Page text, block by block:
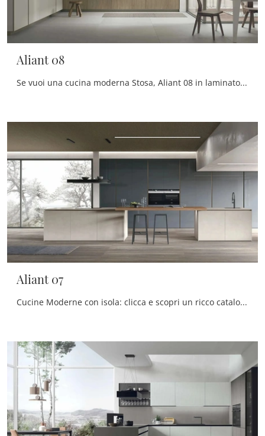
Aliant 08
Se vuoi una cucina moderna Stosa, Aliant 08 in laminato ti attende nel nostro negozio di Cucine Moderne ad angolo.
Aliant 07
Cucine Moderne con isola: clicca e scopri un ricco catalogo di soluzioni della marca Stosa, tra cui il modello Aliant 07.